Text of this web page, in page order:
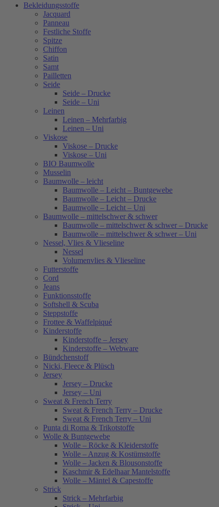
Bekleidungsstoffe
Jacquard
Panneau
Festliche Stoffe
Spitze
Chiffon
Satin
Samt
Pailletten
Seide
Seide – Drucke
Seide – Uni
Leinen
Leinen – Mehrfarbig
Leinen – Uni
Viskose
Viskose – Drucke
Viskose – Uni
BIO Baumwolle
Musselin
Baumwolle – leicht
Baumwolle – Leicht – Buntgewebe
Baumwolle – Leicht – Drucke
Baumwolle – Leicht – Uni
Baumwolle – mittelschwer & schwer
Baumwolle – mittelschwer & schwer – Drucke
Baumwolle – mittelschwer & schwer – Uni
Nessel, Vlies & Vlieseline
Nessel
Volumenvlies & Vlieseline
Futterstoffe
Cord
Jeans
Funktionsstoffe
Softshell & Scuba
Steppstoffe
Frottee & Waffelpiqué
Kinderstoffe
Kinderstoffe – Jersey
Kinderstoffe – Webware
Bündchenstoff
Nicki, Fleece & Plüsch
Jersey
Jersey – Drucke
Jersey – Uni
Sweat & French Terry
Sweat & French Terry – Drucke
Sweat & French Terry – Uni
Punta di Roma & Trikotstoffe
Wolle & Buntgewebe
Wolle – Röcke & Kleiderstoffe
Wolle – Anzug & Kostümstoffe
Wolle – Jacken & Blousonstoffe
Kaschmir & Edelhaar Mantelstoffe
Wolle – Mäntel & Capestoffe
Strick
Strick – Mehrfarbig